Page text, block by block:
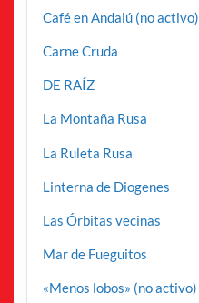
Café en Andalú (no activo)
Carne Cruda
DE RAÍZ
La Montaña Rusa
La Ruleta Rusa
Linterna de Diogenes
Las Órbitas vecinas
Mar de Fueguitos
«Menos lobos» (no activo)